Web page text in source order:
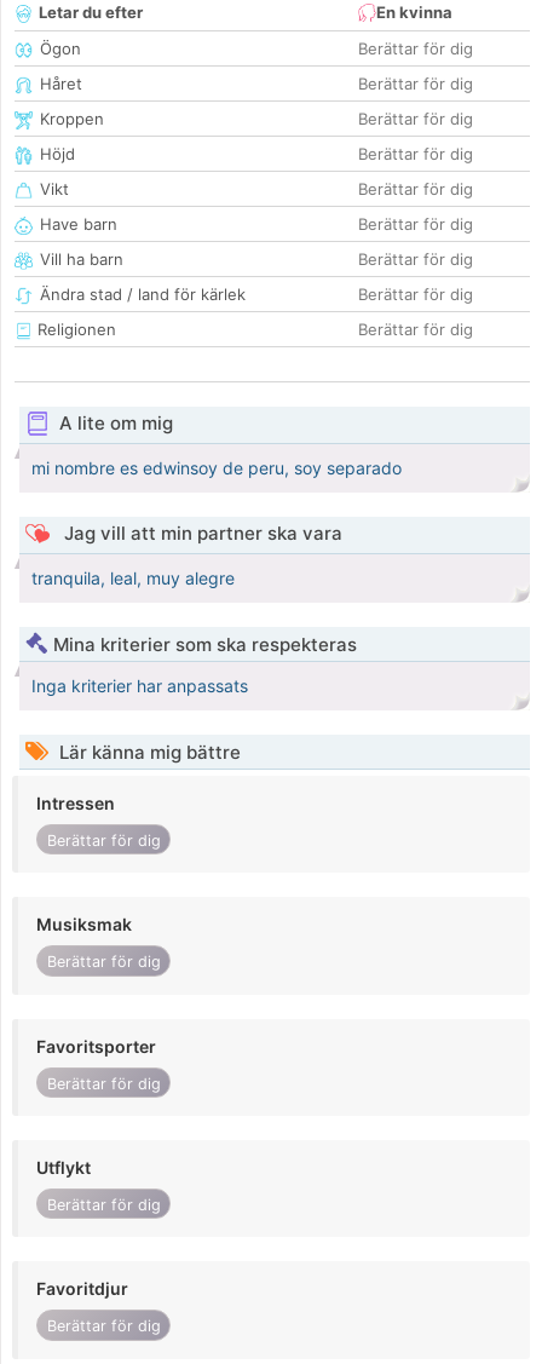
Letar du efter
En kvinna
Ögon
Berättar för dig
Håret
Berättar för dig
Kroppen
Berättar för dig
Höjd
Berättar för dig
Vikt
Berättar för dig
Have barn
Berättar för dig
Vill ha barn
Berättar för dig
Ändra stad / land för kärlek
Berättar för dig
Religionen
Berättar för dig
A lite om mig
mi nombre es edwinsoy de peru, soy separado
Jag vill att min partner ska vara
tranquila, leal, muy alegre
Mina kriterier som ska respekteras
Inga kriterier har anpassats
Lär känna mig bättre
Intressen
Berättar för dig
Musiksmak
Berättar för dig
Favoritsporter
Berättar för dig
Utflykt
Berättar för dig
Favoritdjur
Berättar för dig